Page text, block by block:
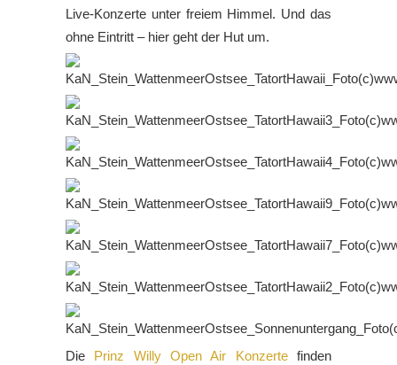
Live-Konzerte unter freiem Himmel. Und das
ohne Eintritt – hier geht der Hut um.
Die Prinz Willy Open Air Konzertefinden